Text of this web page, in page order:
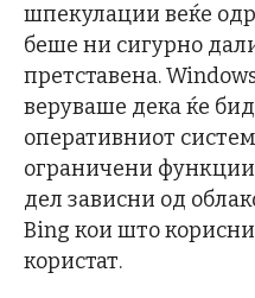
шпекулации веќе
беше ни сигурно
претставена.
веруваше дека ќе
оперативниот
ограничени
дел зависни од
Bing кои што
користат.